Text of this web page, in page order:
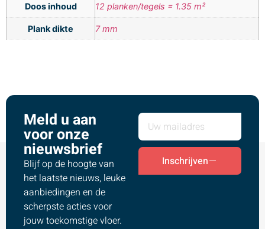
Doos inhoud 12 planken/tegels = 1.35 m²
Plank dikte 7 mm
Meld u aan
voor onze
nieuwsbrief
Blijf op de hoogte van
het laatste nieuws, leuke
aanbiedingen en de
scherpste acties voor
jouw toekomstige vloer.
Inschrijven